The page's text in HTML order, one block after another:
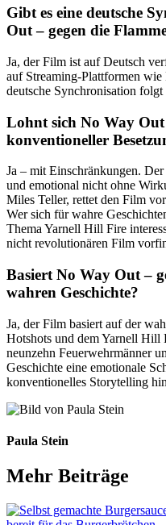
Gibt es eine deutsche
Out – gegen die
Ja, der Film ist auf Deutsch
auf Streaming-Plattformen
deutsche Synchronisation
Lohnt sich No Way
konventioneller
Ja – mit Einschränkungen.
und emotional nicht ohne
Miles Teller, rettet den Film
Wer sich für wahre
Thema Yarnell Hill Fire
nicht revolutionären Film
Basiert No Way Out –
wahren Geschichte?
Ja, der Film basiert auf der
Hotshots und dem Yarnell
neunzehn Feuerwehrmänner
Geschichte eine emotionale
konventionelles Storytelling
Paula Stein
Mehr Beiträge